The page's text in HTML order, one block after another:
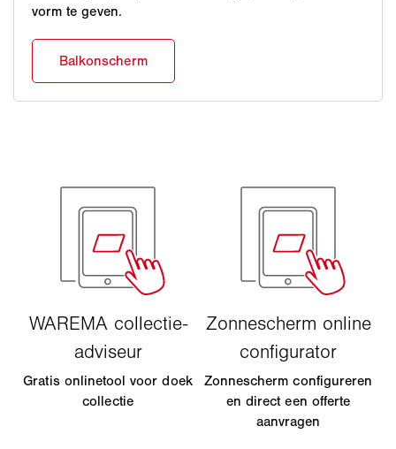
vorm te geven.
Gratis onlinetool voor doek
collectie
Zonnescherm configureren
en direct een offerte
aanvragen